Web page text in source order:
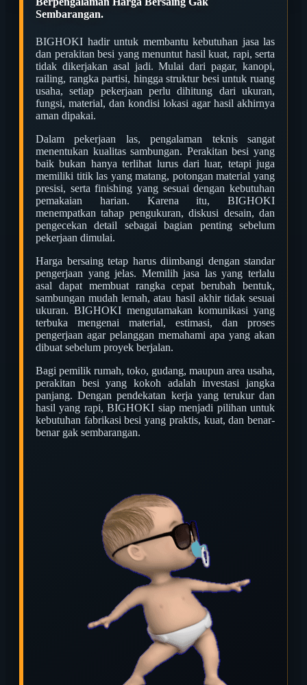
Sembarangan.
BIGHOKI hadir untuk membantu kebutuhan jasa las
dan perakitan besi yang menuntut hasil kuat, rapi, serta
tidak dikerjakan asal jadi. Mulai dari pagar, kanopi,
railing, rangka partisi, hingga struktur besi untuk ruang
usaha, setiap pekerjaan perlu dihitung dari ukuran,
fungsi, material, dan kondisi lokasi agar hasil akhirnya
aman dipakai.
Dalam pekerjaan las, pengalaman teknis sangat
menentukan kualitas sambungan. Perakitan besi yang
baik bukan hanya terlihat lurus dari luar, tetapi juga
memiliki titik las yang matang, potongan material yang
presisi, serta finishing yang sesuai dengan kebutuhan
pemakaian harian. Karena itu, BIGHOKI
menempatkan tahap pengukuran, diskusi desain, dan
pengecekan detail sebagai bagian penting sebelum
pekerjaan dimulai.
Harga bersaing tetap harus diimbangi dengan standar
pengerjaan yang jelas. Memilih jasa las yang terlalu
asal dapat membuat rangka cepat berubah bentuk,
sambungan mudah lemah, atau hasil akhir tidak sesuai
ukuran. BIGHOKI mengutamakan komunikasi yang
terbuka mengenai material, estimasi, dan proses
pengerjaan agar pelanggan memahami apa yang akan
dibuat sebelum proyek berjalan.
Bagi pemilik rumah, toko, gudang, maupun area usaha,
perakitan besi yang kokoh adalah investasi jangka
panjang. Dengan pendekatan kerja yang terukur dan
hasil yang rapi, BIGHOKI siap menjadi pilihan untuk
kebutuhan fabrikasi besi yang praktis, kuat, dan benar-
benar gak sembarangan.